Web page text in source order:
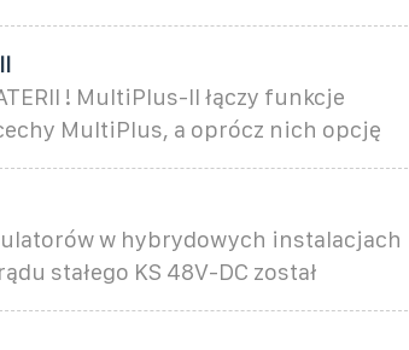
! MultiPlus-II łączy funkcje
MultiPlus, a oprócz nich opcję
w hybrydowych instalacjach
stałego KS 48V-DC został